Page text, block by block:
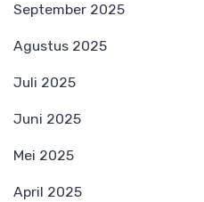
September 2025
Agustus 2025
Juli 2025
Juni 2025
Mei 2025
April 2025